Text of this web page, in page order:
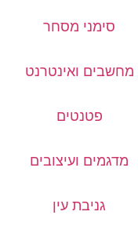
סימני מסחר
מחשבים ואינטרנט
פטנטים
מדגמים ועיצובים
גניבת עין